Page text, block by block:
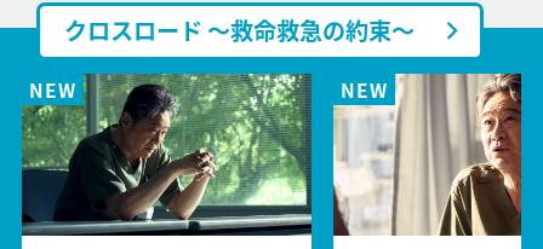
クロスロード ～救命救急の約束～